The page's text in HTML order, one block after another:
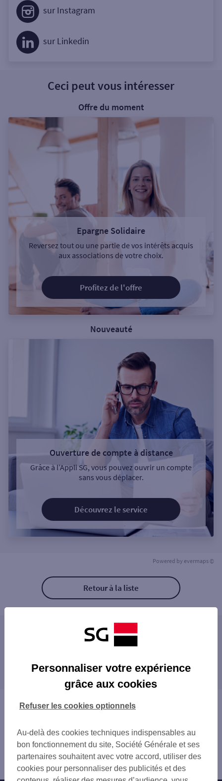
sur Instagram
sur Linkedin
Ceci peut vous intéresser
Offre du moment
Epargne Solidaire
Reversez tout ou une partie de vos intérêts acquis
aux associations de votre choix.
Profitez de l'offre
Nouveauté
Ouverture de compte à distance
Grâce à l’Appli SG, vous pouvez ouvrir un compte
sans vous déplacer.
Découvrez le service
Powered by evermaps ©
Retour à la liste
Les distributeurs/automates à proximité
BOLBEC 44 RUE DE LA REPUBLIQUE
LILLEBONNE TASSIGNY
ST ROMAIN DE COLBOSC 4 RUE BION
GODERVILLE 19 PL GODARD DES VAUX
RIVES EN SEINE
E.LECLERC GONFREVILLE
HARFLEUR
HONFLEUR
proximité
Vous êtes ici : Accueil
Bolbec
Distributeur/automate BOLBEC
Personnaliser votre expérience
grâce aux cookies
Au-delà des cookies techniques indispensables au
bon fonctionnement du site, Société Générale et ses
partenaires souhaitent avec votre accord, utiliser des
cookies pour personnaliser des publicités et des
Refuser les cookies optionnels